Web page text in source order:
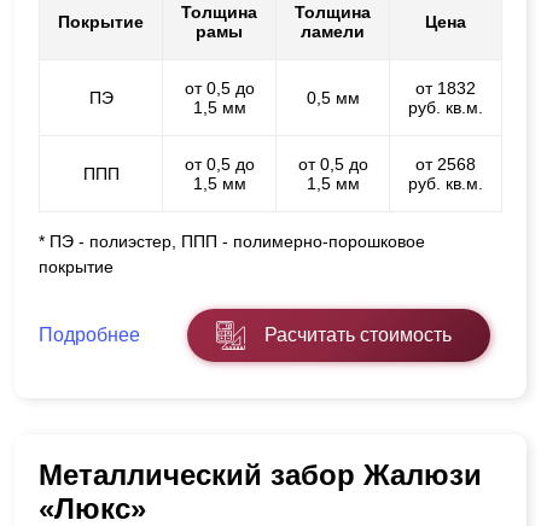
Покрытие
Толщина
рамы
Толщина
ламели
Цена
ПЭ
от 0,5 до
1,5 мм
0,5 мм
от 1832
руб. кв.м.
ППП
от 0,5 до
1,5 мм
от 0,5 до
1,5 мм
от 2568
руб. кв.м.
* ПЭ - полиэстер, ППП - полимерно-порошковое
покрытие
Подробнее Расчитать стоимость
Металлический забор Жалюзи
«Люкс»